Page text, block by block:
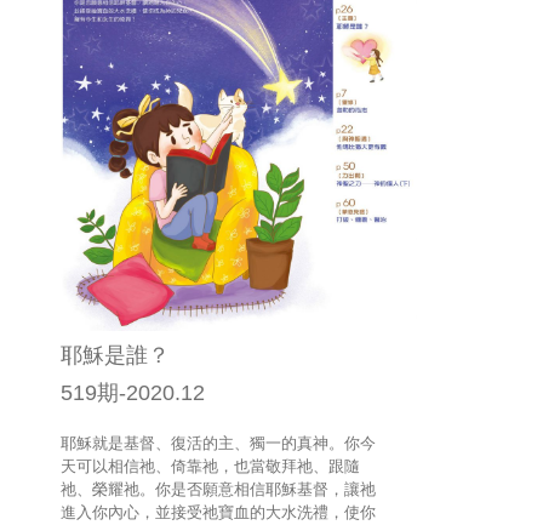
耶穌是誰？
519期-2020.12
耶穌就是基督、復活的主、獨一的真神。你今
天可以相信祂、倚靠祂，也當敬拜祂、跟隨
祂、榮耀祂。你是否願意相信耶穌基督，讓祂
進入你內心，並接受祂寶血的大水洗禮，使你